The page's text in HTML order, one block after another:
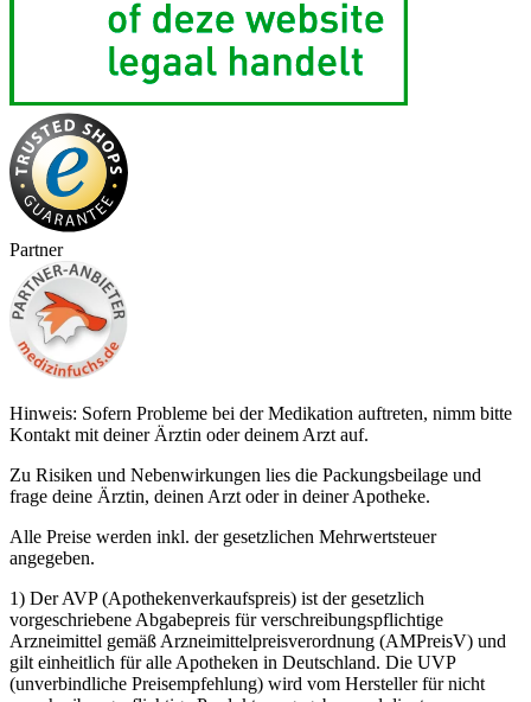
Partner
Hinweis: Sofern Probleme bei der Medikation auftreten, nimm bitte
Kontakt mit deiner Ärztin oder deinem Arzt auf.
Zu Risiken und Nebenwirkungen lies die Packungsbeilage und
frage deine Ärztin, deinen Arzt oder in deiner Apotheke.
Alle Preise werden inkl. der gesetzlichen Mehrwertsteuer
angegeben.
1) Der AVP (Apothekenverkaufspreis) ist der gesetzlich
vorgeschriebene Abgabepreis für verschreibungspflichtige
Arzneimittel gemäß Arzneimittelpreisverordnung (AMPreisV) und
gilt einheitlich für alle Apotheken in Deutschland. Die UVP
(unverbindliche Preisempfehlung) wird vom Hersteller für nicht